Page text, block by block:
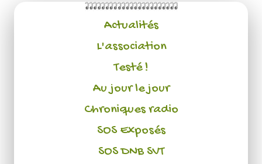
Actualités
L'association
Testé !
Au jour le jour
Chroniques radio
SOS Exposés
SOS DNB SVT